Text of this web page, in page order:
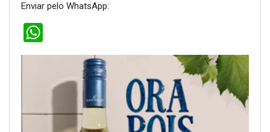
Enviar pelo WhatsApp: